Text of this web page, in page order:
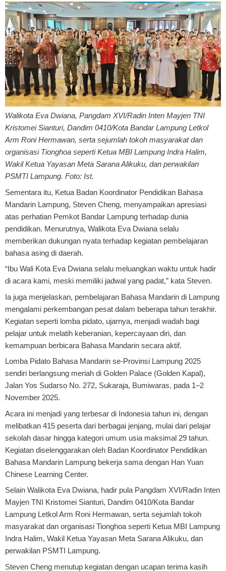
Walikota Eva Dwiana, Pangdam XVI/Radin Inten Mayjen TNI
Kristomei Sianturi, Dandim 0410/Kota Bandar Lampung Letkol
Arm Roni Hermawan, serta sejumlah tokoh masyarakat dan
organisasi Tionghoa seperti Ketua MBI Lampung Indra Halim,
Wakil Ketua Yayasan Meta Sarana Alikuku, dan perwakilan
PSMTI Lampung. Foto: Ist.
Sementara itu, Ketua Badan Koordinator Pendidikan Bahasa
Mandarin Lampung, Steven Cheng, menyampaikan apresiasi
atas perhatian Pemkot Bandar Lampung terhadap dunia
pendidikan. Menurutnya, Walikota Eva Dwiana selalu
memberikan dukungan nyata terhadap kegiatan pembelajaran
bahasa asing di daerah.
“Ibu Wali Kota Eva Dwiana selalu meluangkan waktu untuk hadir
di acara kami, meski memiliki jadwal yang padat,” kata Steven.
Ia juga menjelaskan, pembelajaran Bahasa Mandarin di Lampung
mengalami perkembangan pesat dalam beberapa tahun terakhir.
Kegiatan seperti lomba pidato, ujarnya, menjadi wadah bagi
pelajar untuk melatih keberanian, kepercayaan diri, dan
kemampuan berbicara Bahasa Mandarin secara aktif.
Lomba Pidato Bahasa Mandarin se-Provinsi Lampung 2025
sendiri berlangsung meriah di Golden Palace (Golden Kapal),
Jalan Yos Sudarso No. 272, Sukaraja, Bumiwaras, pada 1–2
November 2025.
Acara ini menjadi yang terbesar di Indonesia tahun ini, dengan
melibatkan 415 peserta dari berbagai jenjang, mulai dari pelajar
sekolah dasar hingga kategori umum usia maksimal 29 tahun.
Kegiatan diselenggarakan oleh Badan Koordinator Pendidikan
Bahasa Mandarin Lampung bekerja sama dengan Han Yuan
Chinese Learning Center.
Selain Walikota Eva Dwiana, hadir pula Pangdam XVI/Radin Inten
Mayjen TNI Kristomei Sianturi, Dandim 0410/Kota Bandar
Lampung Letkol Arm Roni Hermawan, serta sejumlah tokoh
masyarakat dan organisasi Tionghoa seperti Ketua MBI Lampung
Indra Halim, Wakil Ketua Yayasan Meta Sarana Alikuku, dan
perwakilan PSMTI Lampung.
Steven Cheng menutup kegiatan dengan ucapan terima kasih